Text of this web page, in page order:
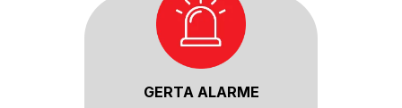
GERTA ALARME